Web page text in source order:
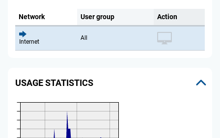
Network User group Action
Internet
All
USAGE STATISTICS